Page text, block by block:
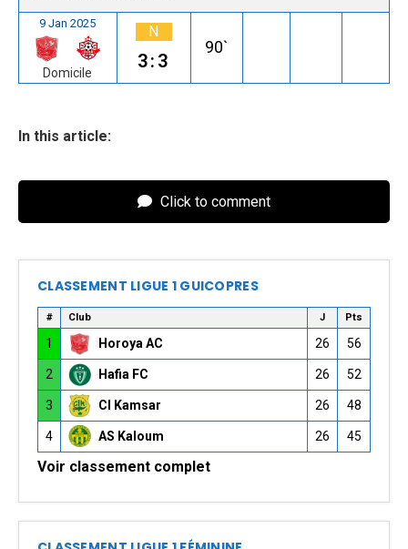
9 Jan 2025
Domicile
N
3:3
90`
In this article:
Click to comment
CLASSEMENT LIGUE 1 GUICOPRES
# Club J Pts
1 Horoya AC 26 56
2 Hafia FC 26 52
3 CI Kamsar 26 48
4 AS Kaloum 26 45
Voir classement complet